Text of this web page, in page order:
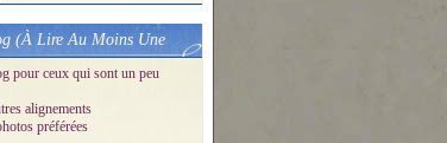
(À Lire Au Moins Une
pour ceux qui sont un peu
alignements
préférées